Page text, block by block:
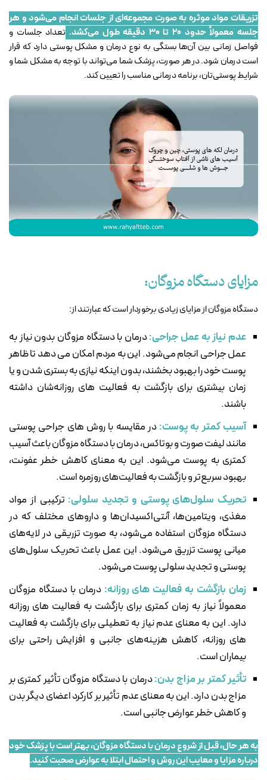
تزریقات مواد موثره به صورت مجموعه‌ای از جلسات انجام می‌شود و هر
جلسه معمولاً حدود ۲۰ تا ۳۰ دقیقه طول می‌کشد.
تعداد جلسات و
فواصل زمانی بین آن‌ها بستگی به نوع درمان و مشکل پوستی دارد که قرار
است درمان شود. در هر صورت، پزشک شما می‌تواند با توجه به مشکل شما و
شرایط پوستی‌تان، برنامه درمانی مناسب را تعیین کند.
مزایای دستگاه مزوگان:
دستگاه مزوگان از مزایای زیادی برخوردار است که عبارتند از:
عدم نیاز به عمل جراحی:درمان با دستگاه مزوگان بدون نیاز به
عمل جراحی انجام می‌شود. این به مردم امکان می دهد تا ظاهر
پوست خود را بهبود بخشند، بدون اینکه نیازی به بستری شدن و یا
زمان بیشتری برای بازگشت به فعالیت های روزانه‌شان داشته
باشند.
آسیب کمتر به پوست:در مقایسه با روش های جراحی پوستی
مانند لیفت صورت و بوتاکس، درمان با دستگاه مزوگان باعث آسیب
کمتری به پوست می‌شود. این به معنای کاهش خطر عفونت،
بهبود سریع‌تر و بازگشت به فعالیت‌های روزمره است.
تحریک سلول‌های پوستی و تجدید سلولی: ترکیبی از مواد
مغذی، ویتامین‌ها، آنتی‌اکسیدان‌ها و داروهای مختلف که در
دستگاه مزوگان استفاده می‌شود، به صورت تزریقی در لایه‌های
میانی پوست تزریق می‌شود. این عمل باعث تحریک سلول‌های
پوستی و تجدید سلولی پوست می‌شود.
زمان بازگشت به فعالیت های روزانه: درمان با دستگاه مزوگان
معمولاً نیاز به زمان کمتری برای بازگشت به فعالیت های روزانه
دارد. این به معنای عدم نیاز به تعطیلی برای بازگشت به فعالیت
های روزانه، کاهش هزینه‌های جانبی و افزایش راحتی برای
بیماران است.
تأثیر کمتر بر مزاج بدن:درمان با دستگاه مزوگان تأثیر کمتری بر
مزاج بدن دارد. این به معنای عدم تأثیر بر کارکرد اعضای دیگر بدن
و کاهش خطر عوارض جانبی است.
به هر حال، قبل از شروع درمان با دستگاه مزوگان، بهتر است با پزشک خود
درباره مزایا و معایب این روش و احتمال ابتلا به عوارض صحبت کنید.